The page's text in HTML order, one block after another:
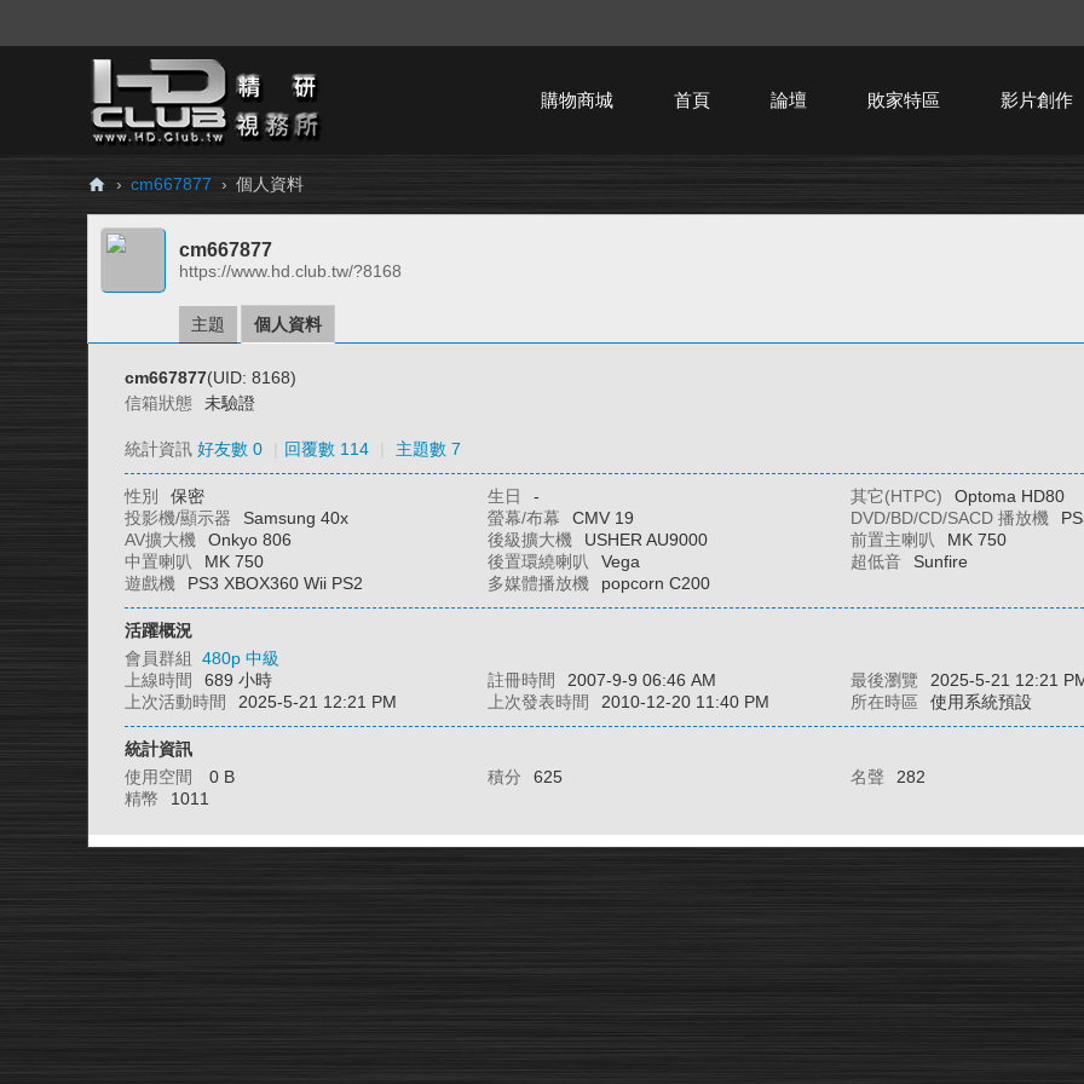
購物商城 首頁 論壇 敗家特區 影片創作
H
Cl
› cm667877 › 個人資料
cm667877
https://www.hd.club.tw/?8168
主題 個人資料
cm667877(UID: 8168)
信箱狀態
未驗證
統計資訊 好友數 0 回覆數 114 主題數 7
性別 保密 生日 - 其它(HTPC)
Optoma HD80
投影機/顯示器
Samsung 40x 螢幕/布幕 CMV 19 DVD/BD/CD/SACD 播放機
AV擴大機
Onkyo 806 後級擴大機 USHER AU9000 前置主喇叭
MK 750
中置喇叭
MK 750 後置環繞喇叭 Vega 超低音
Sunfire
遊戲機
PS3 XBOX360 Wii PS2 多媒體播放機 popcorn C200
活躍概況
會員群組 480p 中級
上線時間
689 小時 註冊時間 2007-9-9 06:46 AM 最後瀏覽
2025-5-21 12:21
上次活動時間
2025-5-21 12:21 PM 上次發表時間 2010-12-20 11:40 PM 所在時區 使用系統預設
統計資訊
使用空間
0 B 積分 625 名聲
282
精幣
1011